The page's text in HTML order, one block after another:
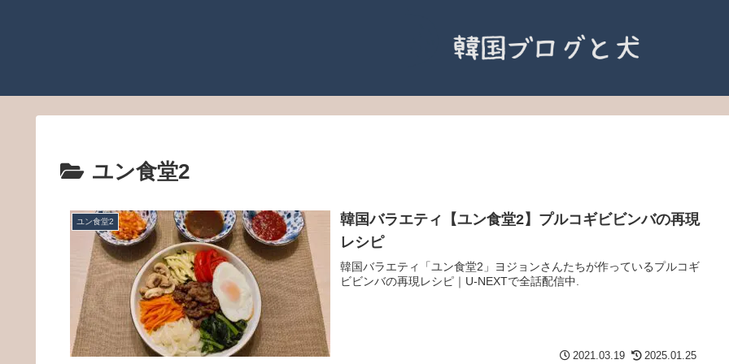
ユン食堂2
ユン食堂2
韓国バラエティ【ユン食堂2】プルコギビビンバの再現
レシピ
韓国バラエティ「ユン食堂2」ヨジョンさんたちが作っているプルコギ
ビビンバの再現レシピ｜U-NEXTで全話配信中.
2021.03.19 2025.01.25